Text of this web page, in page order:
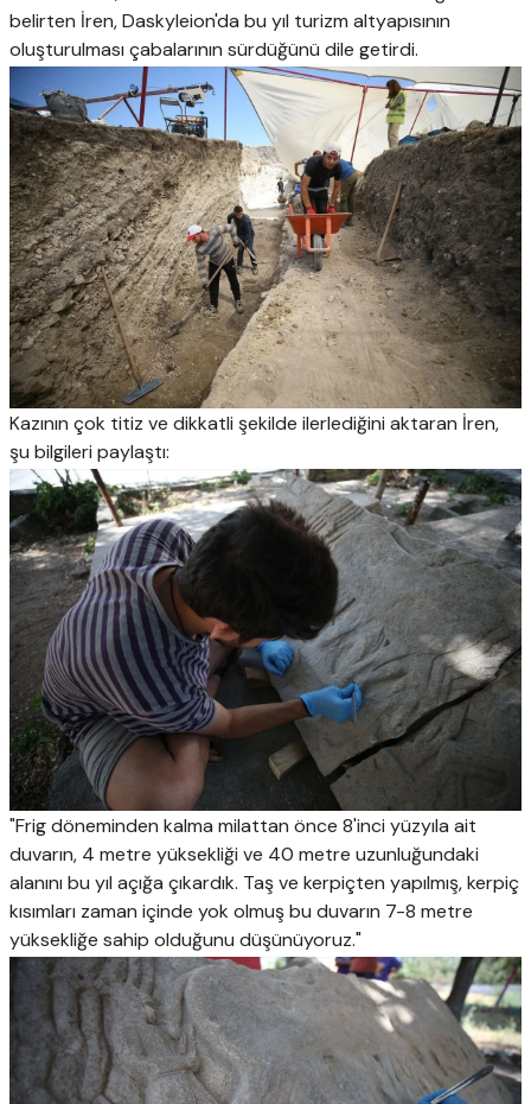
belirten İren, Daskyleion'da bu yıl turizm altyapısının
oluşturulması çabalarının sürdüğünü dile getirdi.
Kazının çok titiz ve dikkatli şekilde ilerlediğini aktaran İren,
şu bilgileri paylaştı:
"Frig döneminden kalma milattan önce 8'inci yüzyıla ait
duvarın, 4 metre yüksekliği ve 40 metre uzunluğundaki
alanını bu yıl açığa çıkardık. Taş ve kerpiçten yapılmış, kerpiç
kısımları zaman içinde yok olmuş bu duvarın 7-8 metre
yüksekliğe sahip olduğunu düşünüyoruz."